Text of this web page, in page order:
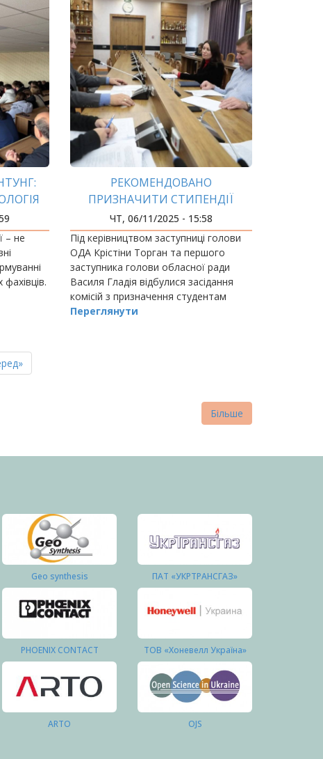
– не
фахівців.
РЕКОМЕНДОВАНО
ПРИЗНАЧИТИ СТИПЕНДІЇ
ЧТ, 06/11/2025 - 15:58
Під керівництвом заступниці голови
ОДА Крістіни Торган та першого
заступника голови обласної ради
Василя Гладія відбулися засідання
комісій з призначення студентам
стипендій голови
Переглянути
Більше
Geo synthesis ПАТ «УКРТРАНСГАЗ»
PHOENIX CONTACT ТОВ «Хоневелл Україна»
ARTO OJS